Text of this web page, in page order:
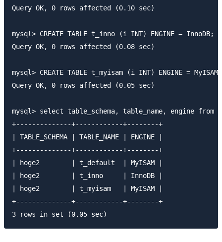
Query OK, 0 rows affected (0.10 sec)
mysql> CREATE TABLE t_inno (i INT) ENGINE = InnoDB;
Query OK, 0 rows affected (0.08 sec)
mysql> CREATE TABLE t_myisam (i INT) ENGINE = MyISAM;
Query OK, 0 rows affected (0.05 sec)
mysql> select table_schema, table_name, engine from
+--------------+------------+--------+
| TABLE_SCHEMA | TABLE_NAME | ENGINE |
+--------------+------------+--------+
| hoge2        | t_default  | MyISAM |
| hoge2        | t_inno     | InnoDB |
| hoge2        | t_myisam   | MyISAM |
+--------------+------------+--------+